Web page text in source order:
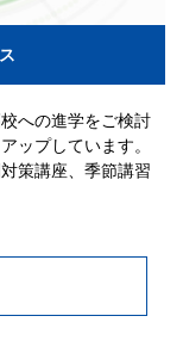
への進学をご検討
ップしています。
策講座、季節講習